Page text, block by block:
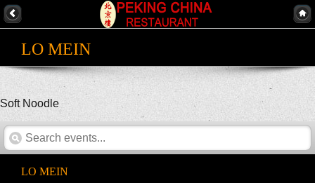
LO MEIN
Soft Noodle
LO MEIN